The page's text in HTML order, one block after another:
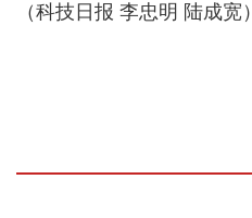
（科技日报 李忠明 陆成宽）